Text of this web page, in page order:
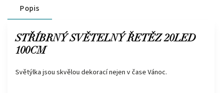
Popis
STŘÍBRNÝ SVĚTELNÝ ŘETĚZ 20LED
100CM
Světýlka jsou skvělou dekorací nejen v čase Vánoc.